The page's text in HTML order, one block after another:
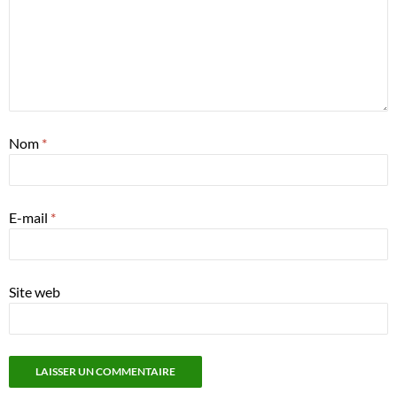
Nom *
E-mail *
Site web